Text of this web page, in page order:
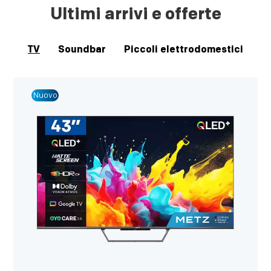
Ultimi arrivi e offerte
TV Soundbar Piccoli elettrodomestici
Nuovo